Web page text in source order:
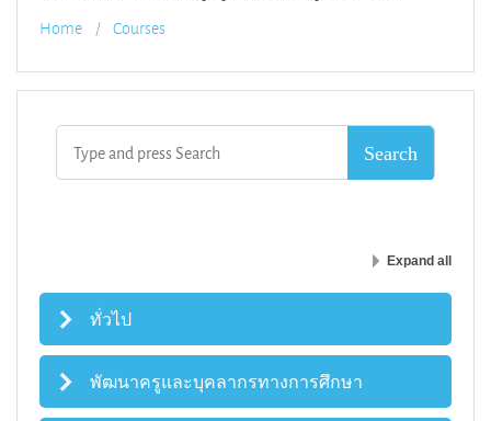
Home Courses
Expand all
ทั่วไป
พัฒนาครูและบุคลากรทางการศึกษา